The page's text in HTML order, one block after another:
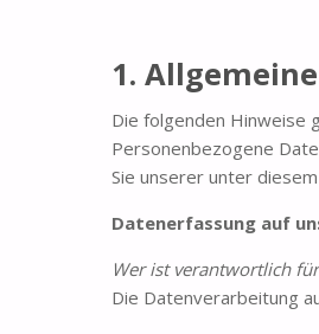
1.
Die folgenden Hinweise
Personenbezogene
Sie unserer unter
Datenerfassung auf
Wer ist verantwortlich
Die Datenverarbeitung